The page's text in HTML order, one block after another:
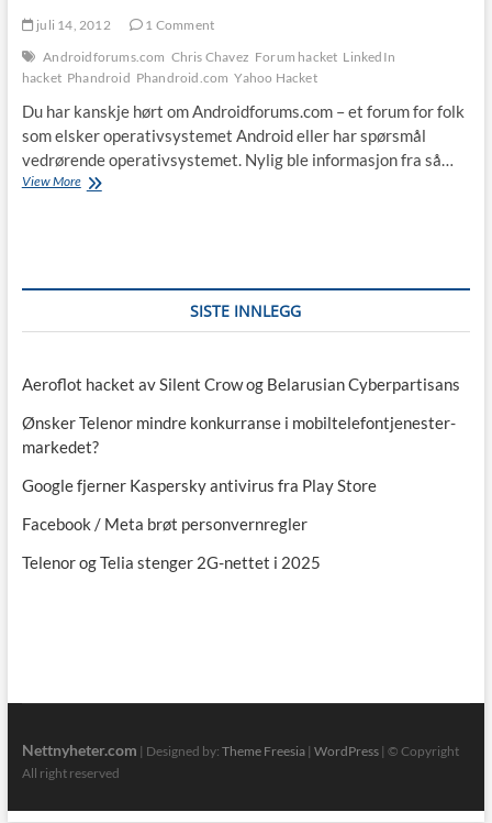
juli 14, 2012
1 Comment
Androidforums.com Chris Chavez Forum hacket LinkedIn
hacket Phandroid Phandroid.com Yahoo Hacket
Du har kanskje hørt om Androidforums.com – et forum for folk
som elsker operativsystemet Android eller har spørsmål
vedrørende operativsystemet. Nylig ble informasjon fra så…
View More1
SISTE INNLEGG
Aeroflot hacket av Silent Crow og Belarusian Cyberpartisans
Ønsker Telenor mindre konkurranse i mobiltelefontjenester-
markedet?
Google fjerner Kaspersky antivirus fra Play Store
Facebook / Meta brøt personvernregler
Telenor og Telia stenger 2G-nettet i 2025
Nettnyheter.com | Designed by: Theme Freesia| WordPress| © Copyright
All right reserved